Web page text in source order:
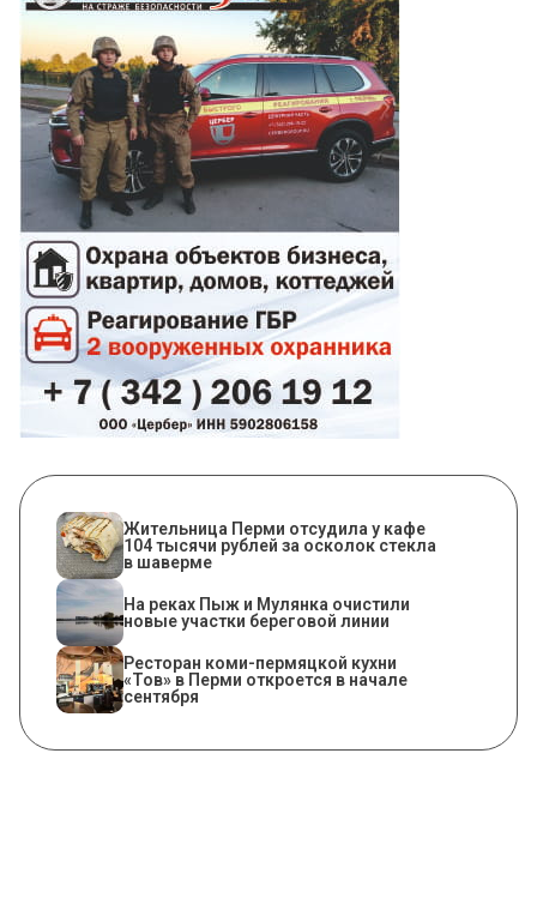
Жительница Перми отсудила у кафе
104 тысячи рублей за осколок стекла
в шаверме
На реках Пыж и Мулянка очистили
новые участки береговой линии
Ресторан коми-пермяцкой кухни
«Тов» в Перми откроется в начале
сентября